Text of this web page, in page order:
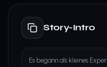
Story-Intro
Es begann als kleines